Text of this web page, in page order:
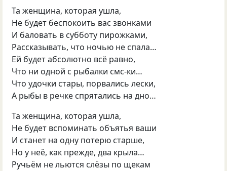
Та женщина, которая ушла,
Не будет беспокоить вас звонками
И баловать в субботу пирожками,
Рассказывать, что ночью не спала…
Ей будет абсолютно всё равно,
Что ни одной с рыбалки смс-ки…
Что удочки стары, порвались лески,
А рыбы в речке спрятались на дно…
Та женщина, которая ушла,
Не будет вспоминать объятья ваши
И станет на одну потерю старше,
Но у неё, как прежде, два крыла…
Ручьём не льются слёзы по щекам